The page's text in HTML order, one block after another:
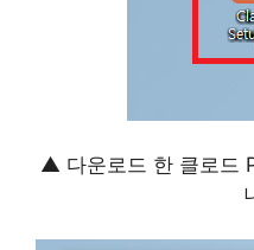
▲ 다운로드 한 클로드